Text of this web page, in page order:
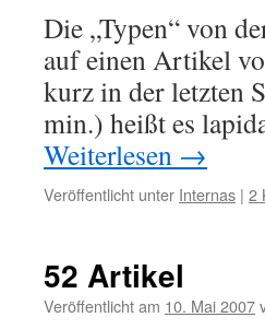
Die „Typen“ von
auf einen Artikel
kurz in der letzten
min.) heißt es
Weiterlesen →
Veröffentlicht unter Internas | 2
52 Artikel
Veröffentlicht am 10. Mai 2007